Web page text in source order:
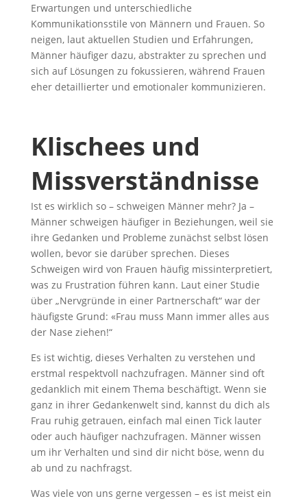
Erwartungen und unterschiedliche
Kommunikationsstile von Männern und Frauen. So
neigen, laut aktuellen Studien und Erfahrungen,
Männer häufiger dazu, abstrakter zu sprechen und
sich auf Lösungen zu fokussieren, während Frauen
eher detaillierter und emotionaler kommunizieren.
Klischees und
Missverständnisse
Ist es wirklich so – schweigen Männer mehr? Ja –
Männer schweigen häufiger in Beziehungen, weil sie
ihre Gedanken und Probleme zunächst selbst lösen
wollen, bevor sie darüber sprechen. Dieses
Schweigen wird von Frauen häufig missinterpretiert,
was zu Frustration führen kann. Laut einer Studie
über „Nervgründe in einer Partnerschaft“ war der
häufigste Grund: «Frau muss Mann immer alles aus
der Nase ziehen!“
Es ist wichtig, dieses Verhalten zu verstehen und
erstmal respektvoll nachzufragen. Männer sind oft
gedanklich mit einem Thema beschäftigt. Wenn sie
ganz in ihrer Gedankenwelt sind, kannst du dich als
Frau ruhig getrauen, einfach mal einen Tick lauter
oder auch häufiger nachzufragen. Männer wissen
um ihr Verhalten und sind dir nicht böse, wenn du
ab und zu nachfragst.
Was viele von uns gerne vergessen – es ist meist ein